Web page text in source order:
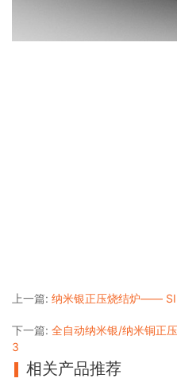
上一篇: 纳米银正压烧结炉——
下一篇: 全自动纳米银/纳米铜正
3
相关产品推荐